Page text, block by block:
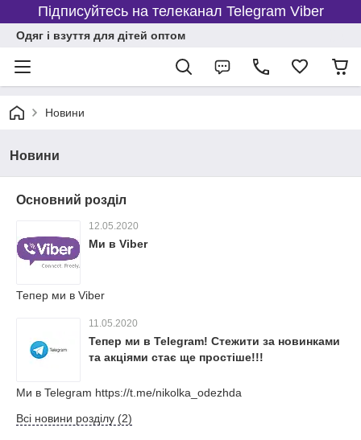
Підписуйтесь на телеканал Telegram Viber
Одяг і взуття для дітей оптом
Новини
Новини
Основний розділ
12.05.2020
Ми в Viber
Тепер ми в Viber
11.05.2020
Тепер ми в Telegram! Стежити за новинками
та акціями стає ще простіше!!!
Ми в Telegram https://t.me/nikolka_odezhda
Всі новини розділу (2)